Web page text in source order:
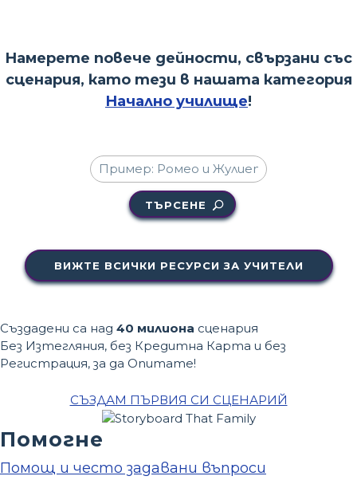
Намерете повече дейности, свързани със
сценария, като тези в нашата категория
Начално училище!
ТЪРСЕНЕ
ВИЖТЕ ВСИЧКИ РЕСУРСИ ЗА УЧИТЕЛИ
Създадени са над 40 милиона сценария
Без Изтегляния, без Кредитна Карта и без
Регистрация, за да Опитате!
СЪЗДАМ ПЪРВИЯ СИ СЦЕНАРИЙ
Помогне
Помощ и често задавани въпроси